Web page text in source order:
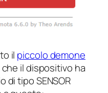
il piccolo demone
il dispositivo ha
di tipo SENSOR